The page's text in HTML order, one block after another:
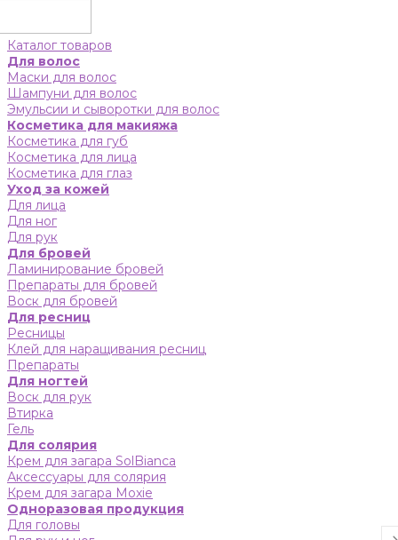
Каталог товаров
Для волос
Маски для волос
Шампуни для волос
Эмульсии и сыворотки для волос
Косметика для макияжа
Косметика для губ
Косметика для лица
Косметика для глаз
Уход за кожей
Для лица
Для ног
Для рук
Для бровей
Ламинирование бровей
Препараты для бровей
Воск для бровей
Для ресниц
Ресницы
Клей для наращивания ресниц
Препараты
Для ногтей
Воск для рук
Втирка
Гель
Для солярия
Крем для загара SolBianca
Аксессуары для солярия
Крем для загара Moxie
Одноразовая продукция
Для головы